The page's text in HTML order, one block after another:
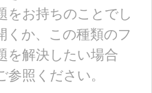
をお持ちのことでし
くか、この種類のフ
を解決したい場合
照ください。